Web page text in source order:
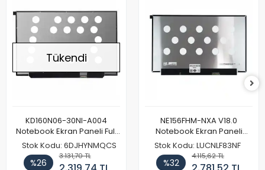
Tükendi
KD160N06-30NI-A004
Notebook Ekran Paneli Full
HD
Stok Kodu: 6DJHYNMQCS
%26
3.131,70 TL
NE156FHM-NXA V18.0
Notebook Ekran Paneli
144Hz
Stok Kodu: LUCNLF83NF
%32
4.115,62 TL